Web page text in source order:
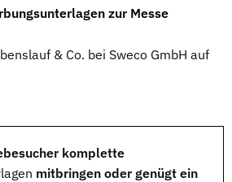
zur Messe
& Co. bei Sweco GmbH auf
komplette
mitbringen oder genügt ein